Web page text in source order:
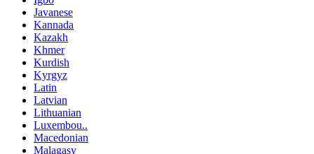
Javanese
Kannada
Kazakh
Khmer
Kurdish
Kyrgyz
Latin
Latvian
Lithuanian
Luxembou..
Macedonian
Malagasy